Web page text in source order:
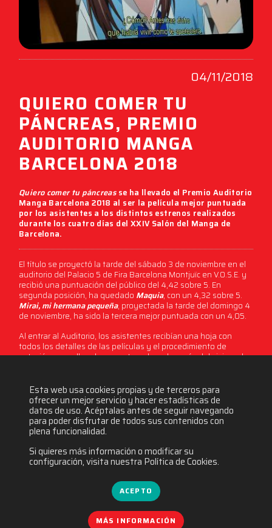
04/11/2018
QUIERO COMER TU
PÁNCREAS, PREMIO
AUDITORIO MANGA
BARCELONA 2018
Quiero comer tu páncreas se ha llevado el Premio Auditorio
Manga Barcelona 2018 al ser la película mejor puntuada
por los asistentes a los distintos estrenos realizados
durante los cuatro días del XXIV Salón del Manga de
Barcelona.
El título se proyectó la tarde del sábado 3 de noviembre en el
auditorio del Palacio 5 de Fira Barcelona Montjuïc en V.O.S.E. y
recibió una puntuación del público del 4,42 sobre 5. En
segunda posición, ha quedado Maquia, con un 4,32 sobre 5.
Mirai, mi hermana pequeña, proyectada la tarde del domingo 4
de noviembre, ha sido la tercera mejor puntuada con un 4,05.
Al entrar al Auditorio, los asistentes recibían una hoja con
todos los detalles de las películas y el procedimiento de
votación que rellenaban y entregaban después del visionado.
4594 visitas
Esta web usa cookies propias y de terceros para
ofrecer un mejor servicio y hacer estadísticas de
datos de uso. Acéptalas antes de seguir navegando
para poder disfrutar de todos sus contenidos con
plena funcionalidad.
Si quieres más información o modificar su
configuración, visita nuestra Política de Cookies.
ACEPTO
MÁS INFORMACIÓN